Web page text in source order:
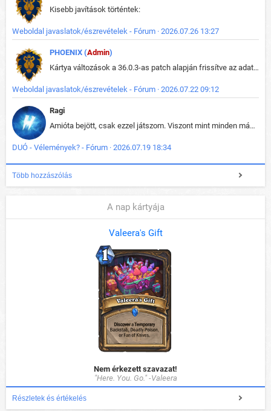
Kisebb javítások történtek:
Weboldal javaslatok/észrevételek - Fórum · 2026.07.26 13:27
PHOENIX (Admin)
Kártya változások a 36.0.3-as patch alapján frissítve az adatbázisban (képek is cserélve).
Weboldal javaslatok/észrevételek - Fórum · 2026.07.22 09:12
Ragi
Amióta bejött, csak ezzel játszom. Viszont mint minden más - akár az alapjáték is, ez is baromira összetett lett. Néha már pár kör után is esélytelen az egész. Vagy irreállisan túltápol valaki, vagy lelép a partner, vagy csak hülye mint a segg. És amikor eljönne az én időm, na akkor jön el mindenki másé is. Engem jobban érdekelne, hogy ki milyen ratingen szokott játszani. Na ez lenne egy érdekes adat.
DUÓ - Vélemények? - Fórum · 2026.07.19 18:34
Több hozzászólás
A nap kártyája
Valeera's Gift
Nem érkezett szavazat!
"Here. You. Go." -Valeera
Részletek és értékelés